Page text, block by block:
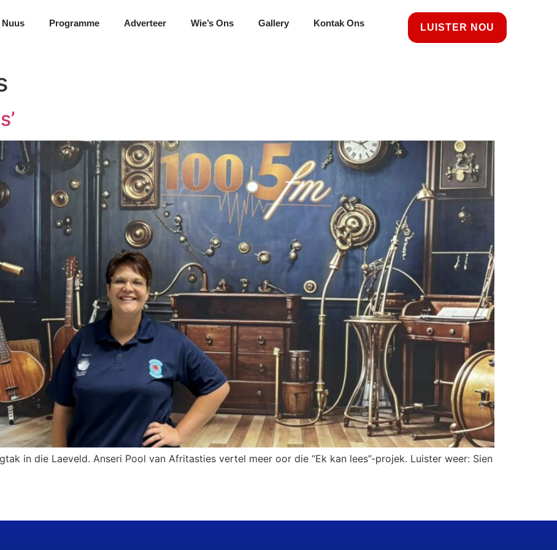
Nuus Programme Adverteer Wie’s Ons Gallery Kontak Ons LUISTER NOU
in die Laeveld. Anseri Pool van Afritasties vertel meer oor die “Ek kan lees”-projek. Luister weer: Sien